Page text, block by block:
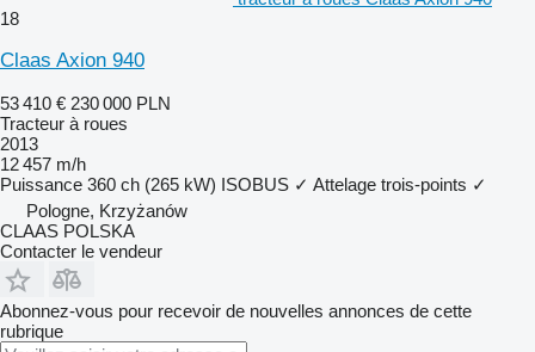
18
Claas Axion 940
53 410 € 230 000 PLN
Tracteur à roues
2013
12 457 m/h
Puissance 360 ch (265 kW) ISOBUS ✓ Attelage trois-points ✓
Pologne, Krzyżanów
CLAAS POLSKA
Contacter le vendeur
Abonnez-vous pour recevoir de nouvelles annonces de cette
rubrique